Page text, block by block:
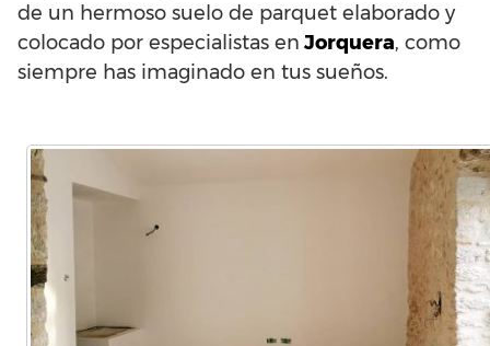
de un hermoso suelo de parquet elaborado y
colocado por especialistas en Jorquera, como
siempre has imaginado en tus sueños.